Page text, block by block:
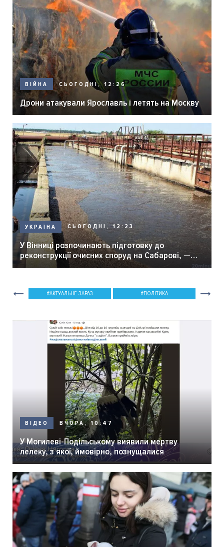
ВІЙНА СЬОГОДНІ, 12:26
Дрони атакували Ярославль і летять на Москву
УКРАЇНА СЬОГОДНІ, 12:23
У Вінниці розпочинають підготовку до
реконструкції очисних споруд на Сабарові, —
мер Вінниці.
АКТУАЛЬНЕ ЗАРАЗ ПОЛІТИКА
ВІДЕО ВЧОРА, 10:47
У Могилеві-Подільському виявили мертву
лелеку, з якої, ймовірно, познущалися